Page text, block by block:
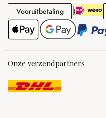
VooruitbetalingVooruitbetaling
Onze verzendpartners